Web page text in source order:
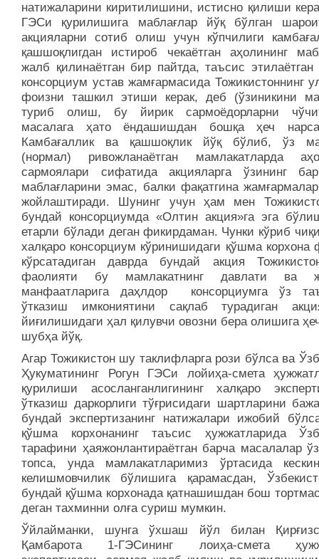
натижаларини киритилишини, истисно қилиши
ГЭСи қурилишига маблағлар йўқ бўлган
акцияларни сотиб олиш учун кўпчилиги
қашшоқлигдан истироб чекаётган аҳолининг
жалб қилинаётган бир пайтда, таъсис этилаётган
консорциум устав жамғармасида Тожикистоннинг
фоизни ташкил этиши керак, деб (ўзиникини
туриб олиш, бу йирик сармоёдорларни
масалага ҳато ёндашишдан бошқа ҳеч
Камбағаллик ва қашшоқлик йўқ бўлиб, ўз
(нормал) ривожланаётган мамлакатларда
сармоялари сифатида акцияларга ўзининг
маблағларини эмас, балки фақатгина
жойлаштиради. Шунинг учун ҳам мен
бундай консорциумда «Олтин акция»га эга
етарли бўлади деган фикирдаман. Чунки кўриб
халқаро консорциум кўринишидаги қўшма корхона
кўрсатадиган даврда бундай акция
фаолияти бу мамлакатнинг давлати ва
манфаатларига даҳлдор консорциумга ўз
ўтказиш имкониятини сақлаб турадиган
йиғилишидаги ҳал қилувчи овозни бера олишига
шубҳа йўқ.
Агар Тожикистон шу таклифларга рози бўлса ва
Ҳукуматининг Рогун ГЭСи лойиҳа-смета
қурилиши асосланганлигининг халқаро
ўтказиш даркорлиги тўғрисидаги шартларини
бундай экспертизанинг натижалари ижобий
қўшма корхонанинг таъсис ҳужжатларида
тарафини ҳаяжонлантираётган барча масалалар
топса, унда мамлакатларимиз ўртасида
келишмовчилик бўлишига қарамасдан,
бундай қўшма корхонада қатнашишдан бош
деган тахминни олға суриш мумкин.
Ўйлайманки, шунга ўхшаш йўл билан
Қамбарота 1-ГЭСининг лоиҳа-смета